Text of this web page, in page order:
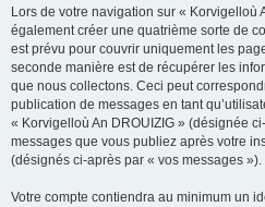
Lors de votre navigation sur « Korvigelloù
également créer une quatrième sorte de
est prévu pour couvrir uniquement les
seconde manière est de récupérer les
que nous collectons. Ceci peut
publication de messages en tant
« Korvigelloù An DROUIZIG » (désignée
messages que vous publiez après votre
(désignés ci-après par « vos messages »).
Votre compte contiendra au minimum un